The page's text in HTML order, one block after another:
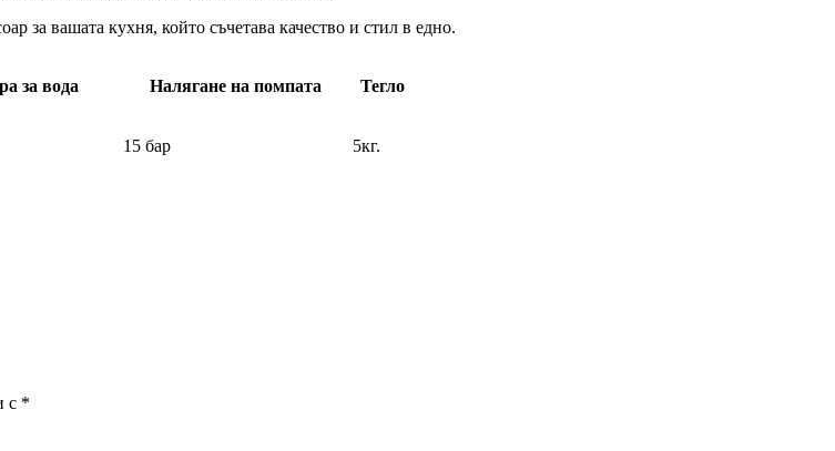
за вашата кухня, който съчетава качество и стил в едно.
за вода Налягане на помпата Тегло
15 бар 5кг.
с *